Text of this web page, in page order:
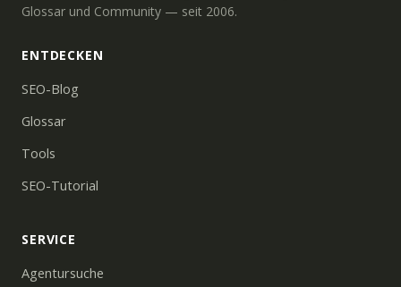
Glossar und Community — seit 2006.
ENTDECKEN
SEO-Blog
Glossar
Tools
SEO-Tutorial
SERVICE
Agentursuche